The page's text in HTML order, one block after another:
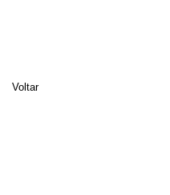
Voltar